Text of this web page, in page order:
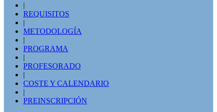
|
REQUISITOS
|
METODOLOGÍA
|
PROGRAMA
|
PROFESORADO
|
COSTE Y CALENDARIO
|
PREINSCRIPCIÓN